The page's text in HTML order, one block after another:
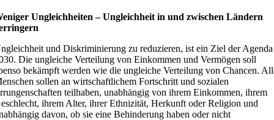
Ungleichheiten – Ungleich­heit in und zwi­schen Län­dern
und Diskriminierung zu reduzieren, ist ein Ziel der Agenda
Die ungleiche Verteilung von Einkommen und Vermögen soll
bekämpft werden wie die ungleiche Verteilung von Chancen.
sollen an wirtschaftlichem Fortschritt und sozialen
teilhaben, unabhängig von ihrem Einkommen, ihrem
ihrem Alter, ihrer Ethnizität, Herkunft oder Religion und
davon, ob sie eine Behinderung haben oder nicht